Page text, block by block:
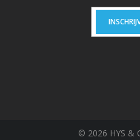
© 2026 HYS &